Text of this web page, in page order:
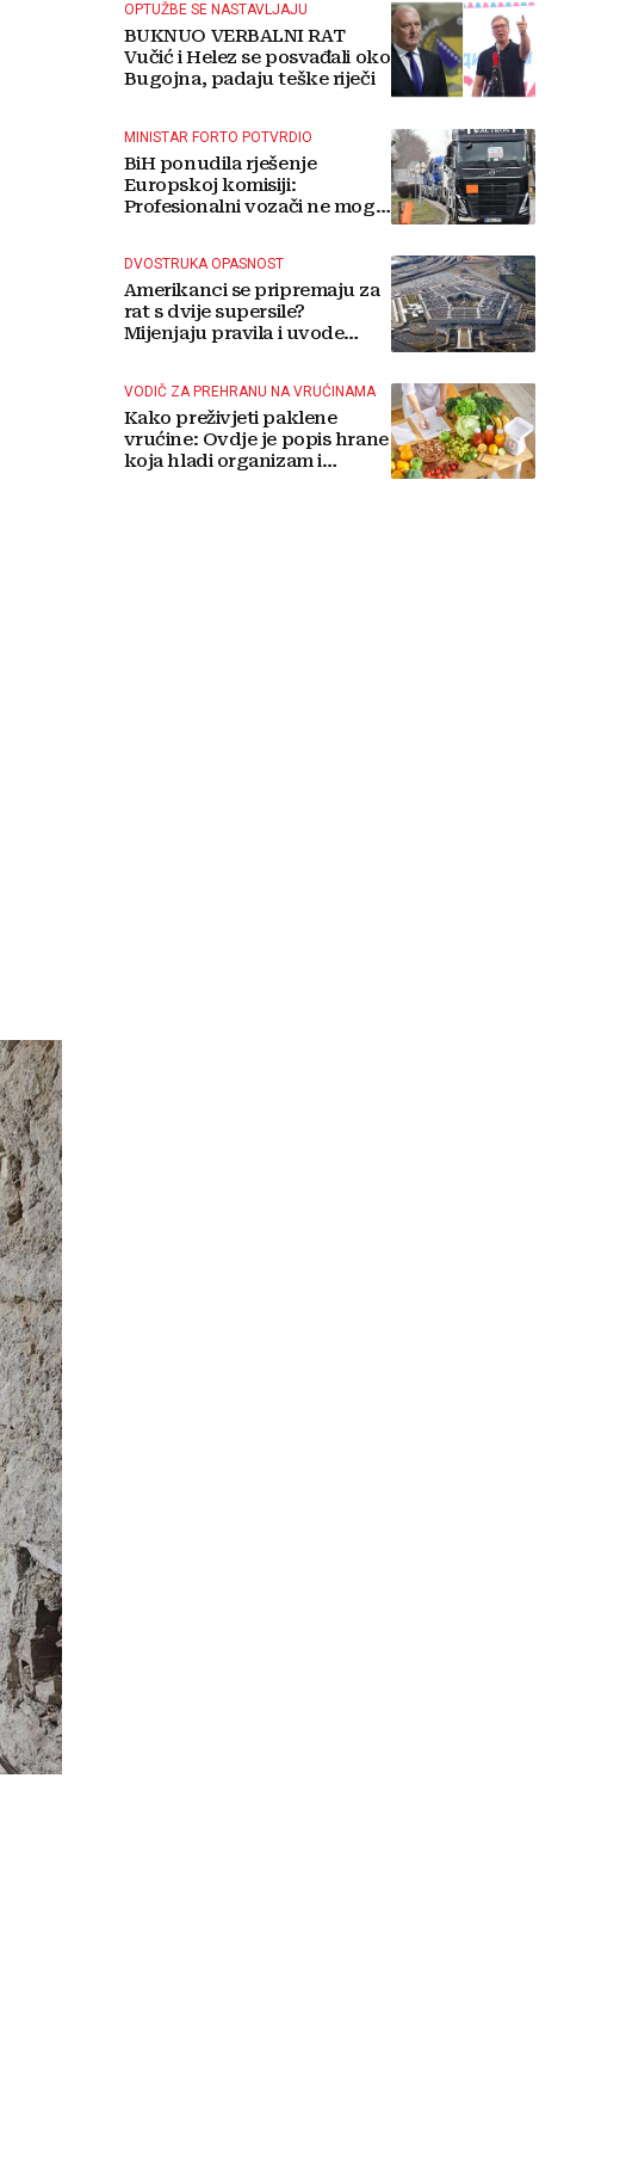
OPTUŽBE SE NASTAVLJAJU
BUKNUO VERBALNI RAT
Vučić i Helez se posvađali oko
Bugojna, padaju teške riječi
MINISTAR FORTO POTVRDIO
BiH ponudila rješenje
Europskoj komisiji:
Profesionalni vozači ne mogu
DVOSTRUKA OPASNOST
Amerikanci se pripremaju za
rat s dvije supersile?
Mijenjaju pravila i uvode
VODIČ ZA PREHRANU NA VRUĆINAMA
Kako preživjeti paklene
vrućine: Ovdje je popis hrane
koja hladi organizam i